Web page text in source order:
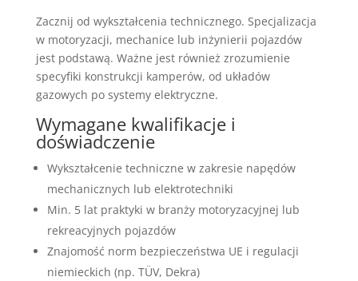
Zacznij od wykształcenia technicznego. Specjalizacja
w motoryzacji, mechanice lub inżynierii pojazdów
jest podstawą. Ważne jest również zrozumienie
specyfiki konstrukcji kamperów, od układów
gazowych po systemy elektryczne.
Wymagane kwalifikacje i
doświadczenie
Wykształcenie techniczne w zakresie napędów
mechanicznych lub elektrotechniki
Min. 5 lat praktyki w branży motoryzacyjnej lub
rekreacyjnych pojazdów
Znajomość norm bezpieczeństwa UE i regulacji
niemieckich (np. TÜV, Dekra)